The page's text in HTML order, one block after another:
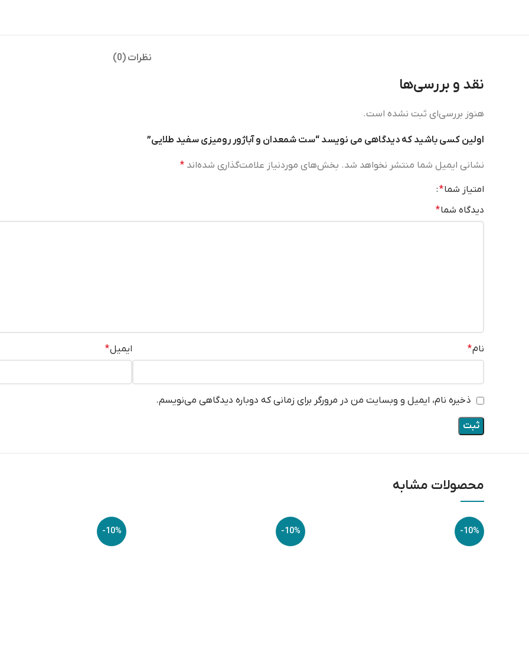
نظرات (0)
نقد و بررسی‌ها
هنوز بررسی‌ای ثبت نشده است.
اولین کسی باشید که دیدگاهی می نویسد “ست شمعدان و آباژور رومیزی سفید طلایی”
نشانی ایمیل شما منتشر نخواهد شد. بخش‌های موردنیاز علامت‌گذاری شده‌اند *
امتیاز شما*
دیدگاه شما*
نام* ایمیل*
ذخیره نام، ایمیل و وبسایت من در مرورگر برای زمانی که دوباره دیدگاهی می‌نویسم.
محصولات مشابه
-10%
-10%
-10%